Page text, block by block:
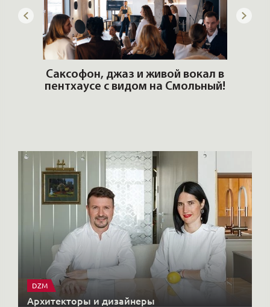
Саксофон, джаз и живой вокал в
пентхаусе с видом на Смольный!
DZM
Архитекторы и дизайнеры